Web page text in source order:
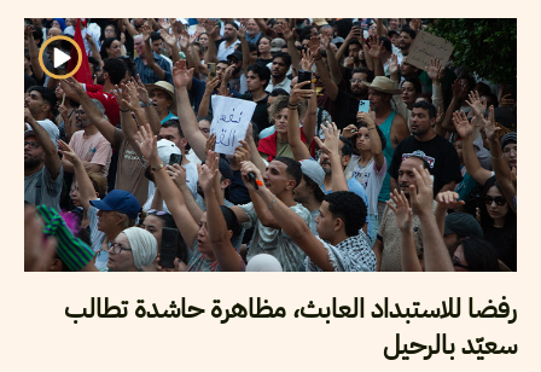
رفضا للاستبداد العابث، مظاهرة حاشدة تطالب
سعيّد بالرحيل